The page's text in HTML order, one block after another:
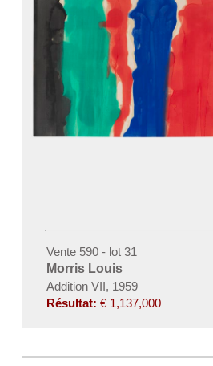
Vente 590 - lot 31
Morris Louis
Addition VII, 1959
Résultat: € 1,137,000